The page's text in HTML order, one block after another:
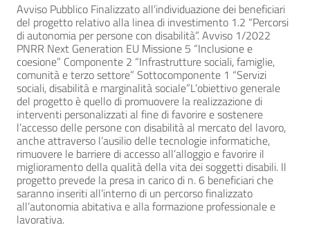
Avviso Pubblico Finalizzato all’individuazione dei beneficiari
del progetto relativo alla linea di investimento 1.2 “Percorsi
di autonomia per persone con disabilità”. Avviso 1/2022
PNRR Next Generation EU Missione 5 “Inclusione e
coesione” Componente 2 “Infrastrutture sociali, famiglie,
comunità e terzo settore” Sottocomponente 1 “Servizi
sociali, disabilità e marginalità sociale”L’obiettivo generale
del progetto è quello di promuovere la realizzazione di
interventi personalizzati al fine di favorire e sostenere
l’accesso delle persone con disabilità al mercato del lavoro,
anche attraverso l’ausilio delle tecnologie informatiche,
rimuovere le barriere di accesso all’alloggio e favorire il
miglioramento della qualità della vita dei soggetti disabili. Il
progetto prevede la presa in carico di n. 6 beneficiari che
saranno inseriti all’interno di un percorso finalizzato
all’autonomia abitativa e alla formazione professionale e
lavorativa.